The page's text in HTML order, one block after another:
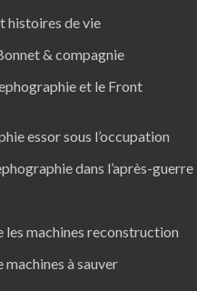
histoires de vie
& compagnie
et le Front
essor sous l’occupation
dans l’après-guerre
les machines reconstruction
machines à sauver